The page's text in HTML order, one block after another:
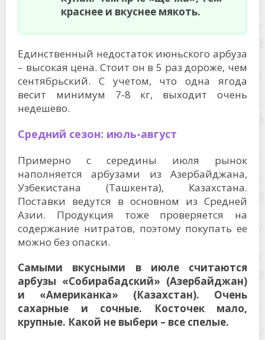
краснее и вкуснее мякоть.
Единственный недостаток июньского арбуза
– высокая цена. Стоит он в 5 раз дороже, чем
сентябрьский. С учетом, что одна ягода
весит минимум 7-8 кг, выходит очень
недешево.
Средний сезон: июль-август
Примерно с середины июля рынок
наполняется арбузами из Азербайджана,
Узбекистана (Ташкента), Казахстана.
Поставки ведутся в основном из Средней
Азии. Продукция тоже проверяется на
содержание нитратов, поэтому покупать ее
можно без опаски.
Самыми вкусными в июле считаются
арбузы «Собирабадский» (Азербайджан)
и «Американка» (Казахстан). Очень
сахарные и сочные. Косточек мало,
крупные. Какой не выбери – все спелые.